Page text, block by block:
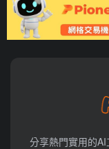
分享熱門實用的